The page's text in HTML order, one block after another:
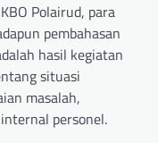
Polairud, para
pembahasan
hasil kegiatan
situasi
masalah,
personel.